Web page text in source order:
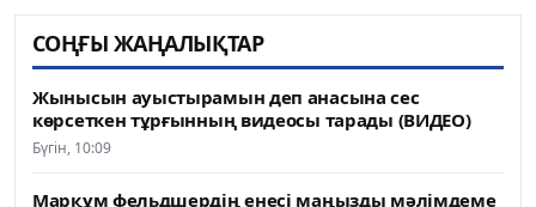
СОҢҒЫ ЖАҢАЛЫҚТАР
Жынысын ауыстырамын деп анасына сес
көрсеткен тұрғынның видеосы тарады (ВИДЕО)
Бүгін, 10:09
Марқұм фельдшердің енесі маңызды мәлімдеме